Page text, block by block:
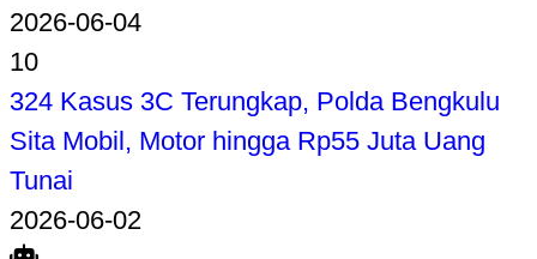
2026-06-04
10
324 Kasus 3C Terungkap, Polda Bengkulu
Sita Mobil, Motor hingga Rp55 Juta Uang
Tunai
2026-06-02